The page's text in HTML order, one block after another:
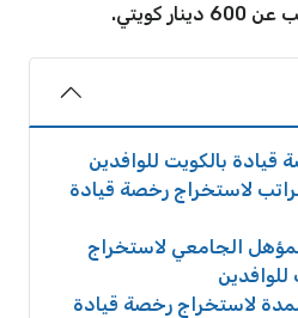
كويتي.
بالكويت للوافدين
لاستخراج رخصة قيادة
الجامعي لاستخراج
لاستخراج رخصة قيادة